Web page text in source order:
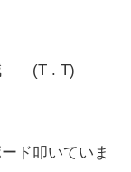
減 (T . T)
ド叩いていま